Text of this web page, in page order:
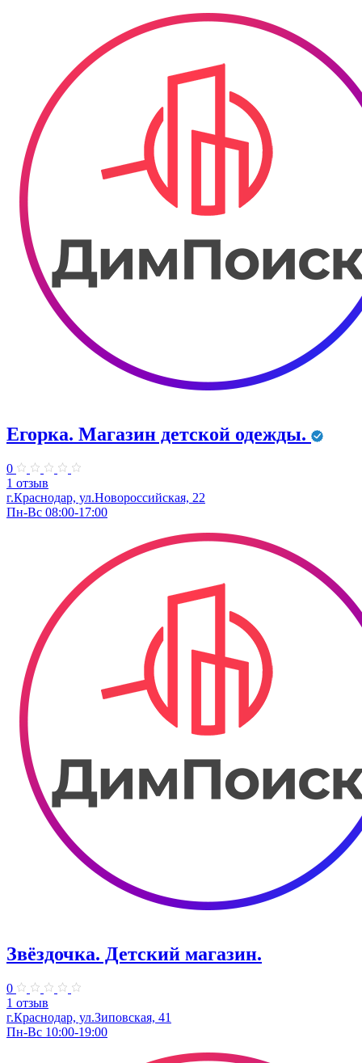
Егорка. Магазин детской одежды.
0
1 отзыв
г.Краснодар, ул.Новороссийская, 22
Пн-Вс 08:00-17:00
Звёздочка. Детский магазин.
0
1 отзыв
г.Краснодар, ул.Зиповская, 41
Пн-Вс 10:00-19:00